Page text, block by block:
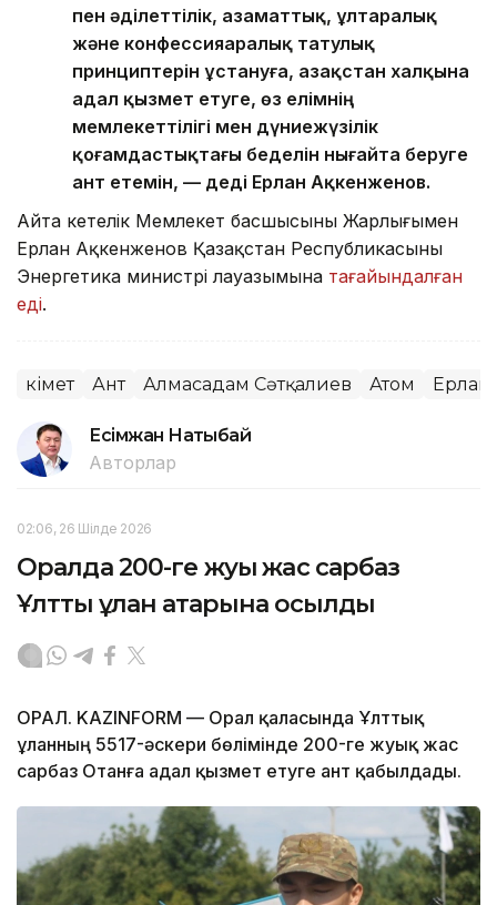
пен әділеттілік, азаматтық, ұлтаралық
және конфессияаралық татулық
принциптерін ұстануға, Қазақстан халқына
адал қызмет етуге, өз елімнің
мемлекеттілігі мен дүниежүзілік
қоғамдастықтағы беделін нығайта беруге
ант етемін, — деді Ерлан Ақкенженов.
Айта кетелік Мемлекет басшысының Жарлығымен
Ерлан Ақкенженов Қазақстан Республикасының
Энергетика министрі лауазымына тағайындалған
еді.
Үкімет Ант Алмасадам Сәтқалиев Атом Ерлан
Есімжан Нақтыбай
Авторлар
02:06, 26 Шілде 2026
Оралда 200-ге жуық жас сарбаз
Ұлттық ұлан қатарына қосылды
ОРАЛ. KAZINFORM — Орал қаласында Ұлттық
ұланның 5517-әскери бөлімінде 200-ге жуық жас
сарбаз Отанға адал қызмет етуге ант қабылдады.